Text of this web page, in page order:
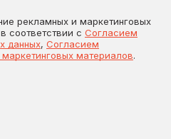
рекламных и маркетинговых
соответствии с Согласием
данных, Согласием
материалов.